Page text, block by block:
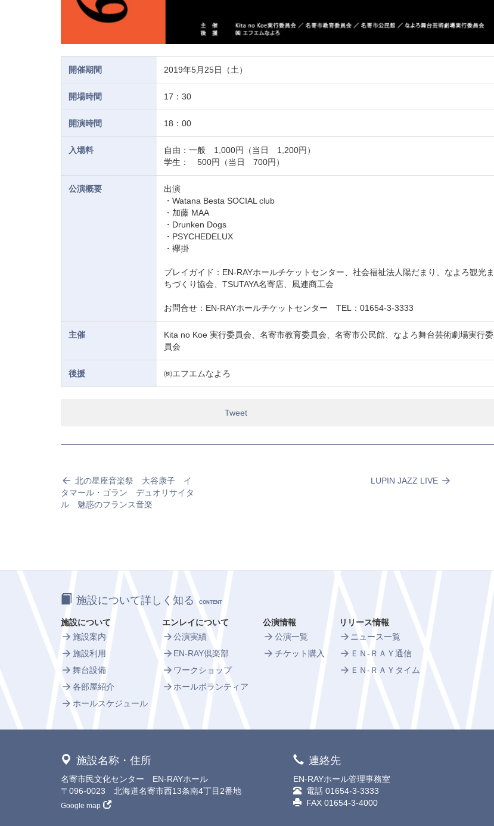
開催期間 2019年5月25日（土）
開場時間 17：30
開演時間 18：00
入場料
自由：一般 1,000円（当日 1,200円）
学生： 500円（当日 700円）
公演概要
出演
・Watana Besta SOCIAL club
・加藤 MAA
・Drunken Dogs
・PSYCHEDELUX
・襷掛
プレイガイド：EN-RAYホールチケットセンター、社会福祉法人陽だまり、なよろ観光ま
ちづくり協会、TSUTAYA名寄店、風連商工会
お問合せ：EN-RAYホールチケットセンター TEL：01654-3-3333
主催
Kita no Koe 実行委員会、名寄市教育委員会、名寄市公民館、なよろ舞台芸術劇場実行委
員会
後援 ㈱エフエムなよろ
Tweet
北の星座音楽祭 大谷康子 イ
タマール・ゴラン デュオリサイタ
ル 魅惑のフランス音楽
LUPIN JAZZ LIVE
施設について詳しく知る CONTENT
施設について
施設案内
施設利用
舞台設備
各部屋紹介
ホールスケジュール
エンレイについて
公演実績
EN-RAY倶楽部
ワークショップ
ホールボランティア
公演情報
公演一覧
チケット購入
リリース情報
ニュース一覧
ＥＮ-ＲＡＹ通信
ＥＮ-ＲＡＹタイム
施設名称・住所
名寄市民文化センター EN-RAYホール
〒096-0023 北海道名寄市西13条南4丁目2番地
Google map
連絡先
EN-RAYホール管理事務室
電話 01654-3-3333
FAX 01654-3-4000